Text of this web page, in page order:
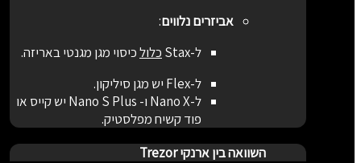
אביזרים נלווים:
ל-Stax
כלולכיסוי מגן מגנטי באריזה.
ל-Flex יש מגן סיליקון.
ל-Nano X ו- Nano S Plus יש קייס או
פוד קשיח מפלסטיק.
השוואה בין ארנקי Trezor